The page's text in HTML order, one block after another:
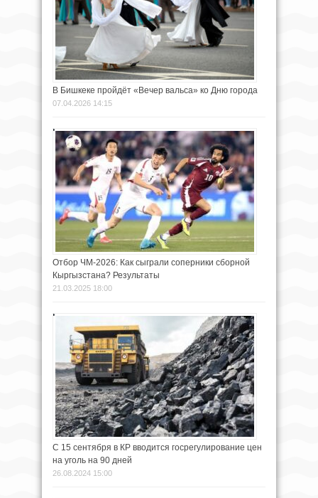
В Бишкеке пройдёт «Вечер вальса» ко Дню города
07.04.2026 14:15
Отбор ЧМ-2026: Как сыграли соперники сборной
Кыргызстана? Результаты
21.03.2025 18:00
С 15 сентября в КР вводится госрегулирование цен
на уголь на 90 дней
26.08.2024 15:00